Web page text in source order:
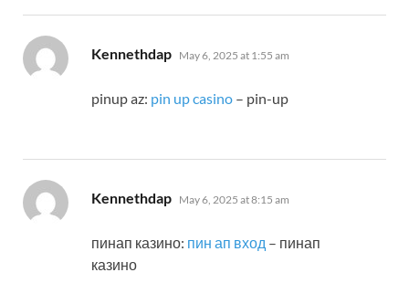
Kennethdap says:
May 6, 2025 at 1:55 am
pinup az: pin up casino – pin-up
Kennethdap says:
May 6, 2025 at 8:15 am
пинап казино: пин ап вход – пинап
казино